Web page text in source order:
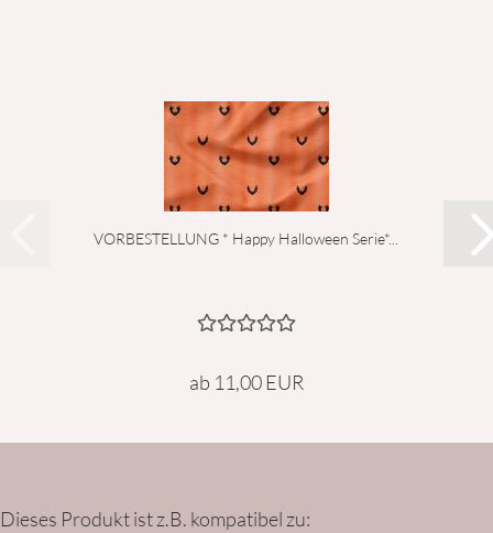
VORBESTELLUNG * Happy Halloween Serie*...
ab 11,00 EUR
Dieses Produkt ist z.B. kompatibel zu: